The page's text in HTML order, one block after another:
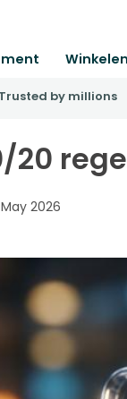
Winkelen
Trusted by millions
20
May 2026